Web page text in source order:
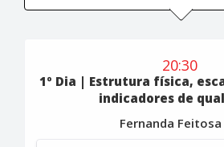
20:30
1º Dia | Estrutura física,
indicadores de
Fernanda Feitosa